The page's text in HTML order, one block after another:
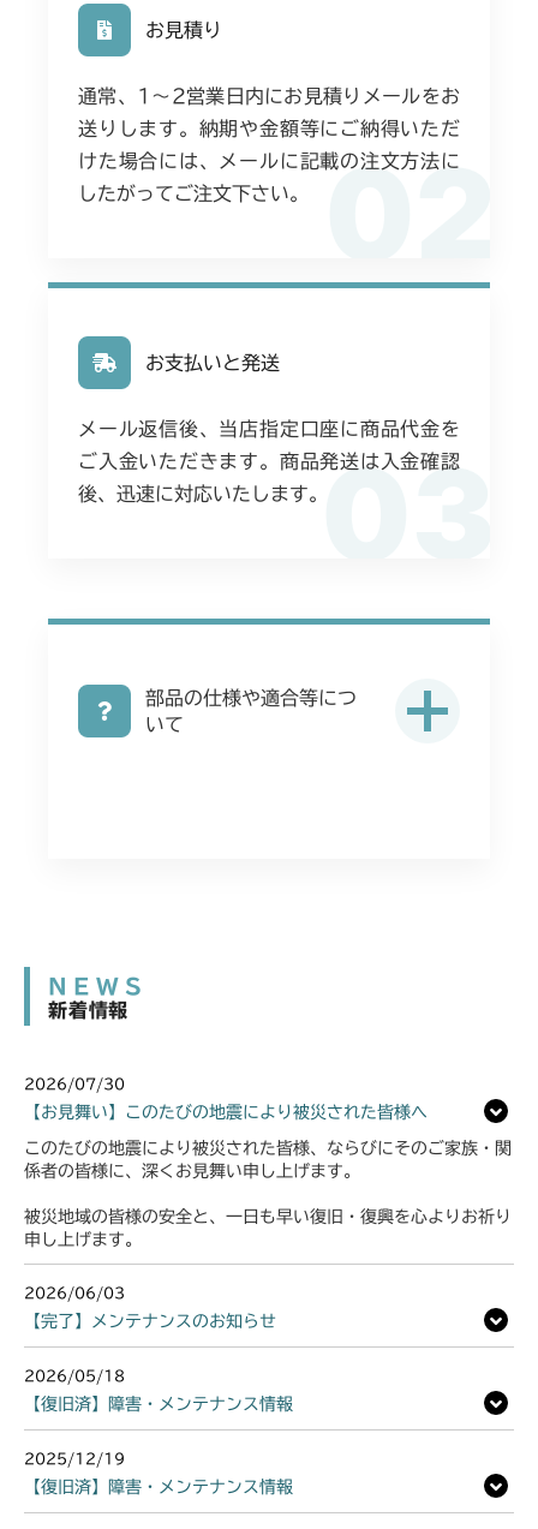
02
お見積り
通常、1〜2営業日内にお見積りメールをお
送りします。納期や金額等にご納得いただ
けた場合には、メールに記載の注文方法に
したがってご注文下さい。
03
お支払いと発送
メール返信後、当店指定口座に商品代金を
ご入金いただきます。商品発送は入金確認
後、迅速に対応いたします。
部品の仕様や適合等につ
いて
NEWS
新着情報
2026/07/30
【お見舞い】このたびの地震により被災された皆様へ
このたびの地震により被災された皆様、ならびにそのご家族・関
係者の皆様に、深くお見舞い申し上げます。
被災地域の皆様の安全と、一日も早い復旧・復興を心よりお祈り
申し上げます。
2026/06/03
【完了】メンテナンスのお知らせ
2026/05/18
【復旧済】障害・メンテナンス情報
2025/12/19
【復旧済】障害・メンテナンス情報